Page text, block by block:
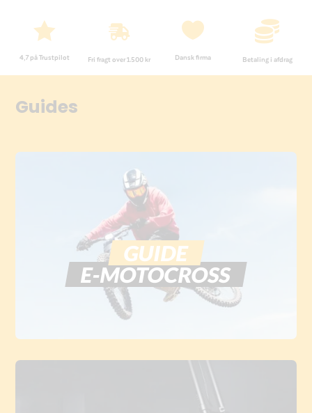

4,7 på Trustpilot

Fri fragt over 1.500 kr

Dansk firma

Betaling i afdrag
Guides
GUIDE
E-MOTOCROSS